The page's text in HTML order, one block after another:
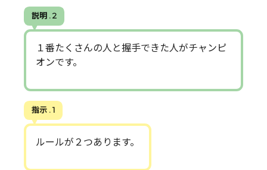
説明 . 2
１番たくさんの人と握手できた人がチャンピ
オンです。
指示 . 1
ルールが２つあります。